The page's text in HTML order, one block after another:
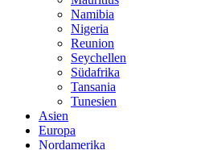
Namibia
Nigeria
Reunion
Seychellen
Südafrika
Tansania
Tunesien
Asien
Europa
Nordamerika